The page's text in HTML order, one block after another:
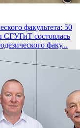
факультета: 50
СГУГиТ состоялась
факу...